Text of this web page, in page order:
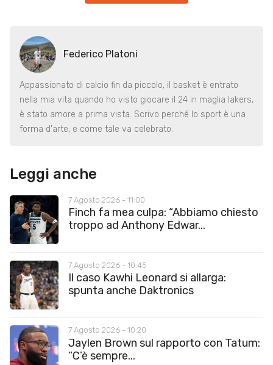
Federico Platoni
Appassionato di calcio fin da piccolo, il basket è entrato
nella mia vita quando ho visto giocare il 24 in maglia lakers,
è stato amore a prima vista. Scrivo perché lo sport è una
forma d'arte, e come tale va celebrato.
Leggi anche
7 Agosto 2026 - 11:00
Finch fa mea culpa: “Abbiamo chiesto
troppo ad Anthony Edwar...
7 Agosto 2026 - 10:45
Il caso Kawhi Leonard si allarga:
spunta anche Daktronics
7 Agosto 2026 - 10:20
Jaylen Brown sul rapporto con Tatum:
“C’è sempre...